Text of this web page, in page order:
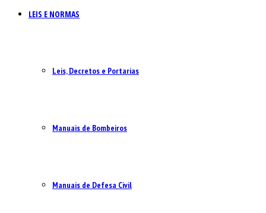
LEIS E NORMAS
Leis, Decretos e Portarias
Manuais de Bombeiros
Manuais de Defesa Civil